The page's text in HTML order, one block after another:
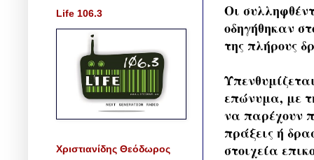
Οι
οδηγήθηκαν
της πλήρους
επώνυμα, με
να παρέχουν
πράξεις ή
στοιχεία
Life 106.3
Χριστιανίδης Θεόδωρος